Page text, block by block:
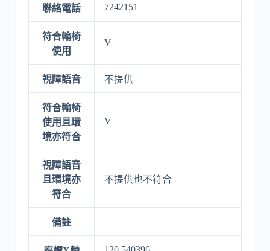
聯絡電話 7242151
符合輪椅
使用
V
視障語音 不提供
符合輪椅
使用且環
境亦符合
V
視障語音
且環境亦
符合
不提供也不符合
備註